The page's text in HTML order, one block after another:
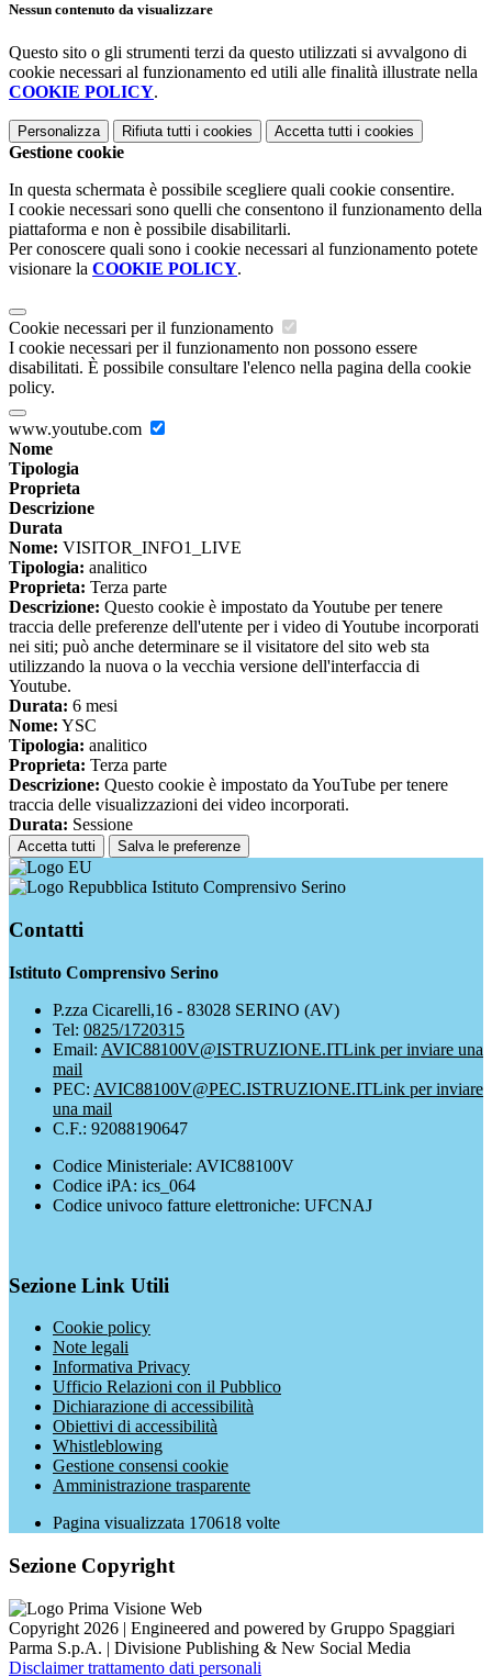
Nessun contenuto da visualizzare
Questo sito o gli strumenti terzi da questo utilizzati si avvalgono di
cookie necessari al funzionamento ed utili alle finalità illustrate nella
COOKIE POLICY.
Personalizza Rifiuta tutti i cookies Accetta tutti i cookies
Gestione cookie
In questa schermata è possibile scegliere quali cookie consentire.
I cookie necessari sono quelli che consentono il funzionamento della
piattaforma e non è possibile disabilitarli.
Per conoscere quali sono i cookie necessari al funzionamento potete
visionare la COOKIE POLICY.
Cookie necessari per il funzionamento
I cookie necessari per il funzionamento non possono essere
disabilitati. È possibile consultare l'elenco nella pagina della cookie
policy.
www.youtube.com
Nome
Tipologia
Proprieta
Descrizione
Durata
Nome: VISITOR_INFO1_LIVE
Tipologia: analitico
Proprieta: Terza parte
Descrizione: Questo cookie è impostato da Youtube per tenere
traccia delle preferenze dell'utente per i video di Youtube incorporati
nei siti; può anche determinare se il visitatore del sito web sta
utilizzando la nuova o la vecchia versione dell'interfaccia di
Youtube.
Durata: 6 mesi
Nome: YSC
Tipologia: analitico
Proprieta: Terza parte
Descrizione: Questo cookie è impostato da YouTube per tenere
traccia delle visualizzazioni dei video incorporati.
Durata: Sessione
Accetta tutti Salva le preferenze
Istituto Comprensivo Serino
Contatti
Istituto Comprensivo Serino
P.zza Cicarelli,16 - 83028 SERINO (AV)
Tel: 0825/1720315
Email: AVIC88100V@ISTRUZIONE.ITLink per inviare una
mail
PEC: AVIC88100V@PEC.ISTRUZIONE.ITLink per inviare
una mail
C.F.: 92088190647
Codice Ministeriale: AVIC88100V
Codice iPA: ics_064
Codice univoco fatture elettroniche: UFCNAJ
Sezione Link Utili
Cookie policy
Note legali
Informativa Privacy
Ufficio Relazioni con il Pubblico
Dichiarazione di accessibilità
Obiettivi di accessibilità
Whistleblowing
Gestione consensi cookie
Amministrazione trasparente
Pagina visualizzata 170618 volte
Sezione Copyright
Copyright 2026 | Engineered and powered by Gruppo Spaggiari
Parma S.p.A. | Divisione Publishing & New Social Media
Disclaimer trattamento dati personali